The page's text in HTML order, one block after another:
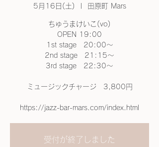
5月16日(土) 田原町 Mars
ちゅうまけいこ(vo)
OPEN 19:00
1st stage 20:00～
2nd stage 21:15～
3rd stage 22:30～
ミュージックチャージ 3,800円
https://jazz-bar-mars.com/index.html
受付が終了しました